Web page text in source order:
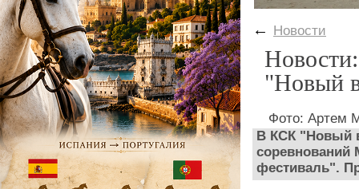
← Новости
"Новый
Фото: Артем
В КСК "Новый
соревнований
фестиваль".